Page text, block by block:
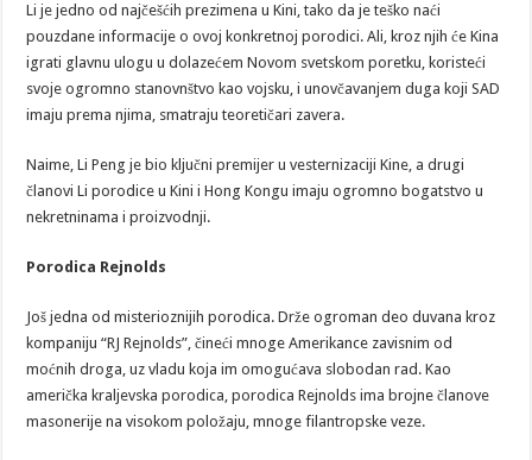
Li je jedno od najčešćih prezimena u Kini, tako da je teško naći
pouzdane informacije o ovoj konkretnoj porodici. Ali, kroz njih će Kina
igrati glavnu ulogu u dolazećem Novom svetskom poretku, koristeći
svoje ogromno stanovnštvo kao vojsku, i unovčavanjem duga koji SAD
imaju prema njima, smatraju teoretičari zavera.
Naime, Li Peng je bio ključni premijer u vesternizaciji Kine, a drugi
članovi Li porodice u Kini i Hong Kongu imaju ogromno bogatstvo u
nekretninama i proizvodnji.
Porodica Rejnolds
Još jedna od misterioznijih porodica. Drže ogroman deo duvana kroz
kompaniju “RJ Rejnolds”, čineći mnoge Amerikance zavisnim od
moćnih droga, uz vladu koja im omogućava slobodan rad. Kao
američka kraljevska porodica, porodica Rejnolds ima brojne članove
masonerije na visokom položaju, mnoge filantropske veze.